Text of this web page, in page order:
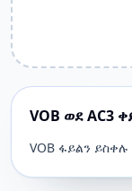
VOB ወደ AC3
VOB ፋይልን